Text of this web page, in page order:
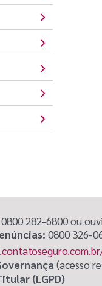
0800 282-6800 ou
0800 326-
(acesso
(LGPD)